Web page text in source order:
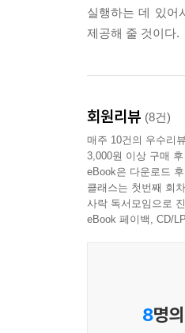
이 다섯 개의 고
를 함께 고민하는
리고 유선 구간의
가 함께 선거 통신
체가 있다면, 어
개표 데이터가 각
라우터와 스위치
국정원이 2023
실행하는 데 있어
제공해 줄 것이다.
회원리뷰 (8건)
매주 10건의 우수리
3,000원 이상 구매
eBook은 다운로드
클래스는 첫번째 회
사락 독서모임으로
eBook 페이백, CD/
8명